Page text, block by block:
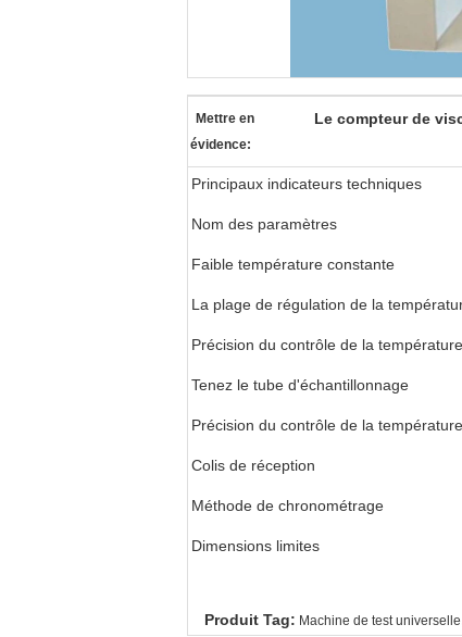
Mettre en
évidence:
Le compteur de
Principaux indicateurs techniques
Nom des paramètres
Faible température constante
La plage de régulation de la
Précision du contrôle de la température
Tenez le tube d'échantillonnage
Précision du contrôle de la température
Colis de réception
Méthode de chronométrage
Dimensions limites
Produit Tag: Machine de test universelle